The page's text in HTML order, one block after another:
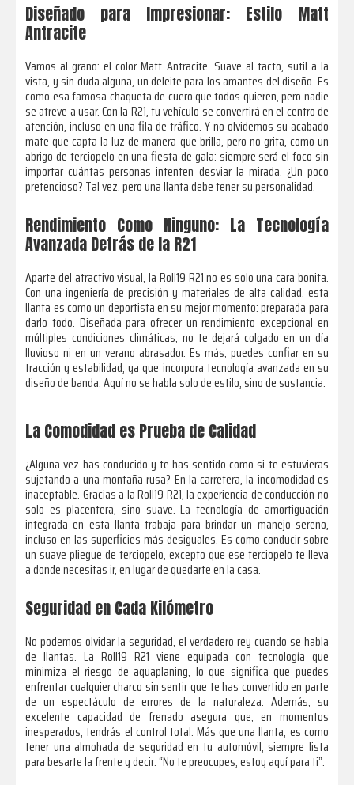
Diseñado para Impresionar: Estilo Matt
Antracite
Vamos al grano: el color Matt Antracite. Suave al tacto, sutil a la
vista, y sin duda alguna, un deleite para los amantes del diseño. Es
como esa famosa chaqueta de cuero que todos quieren, pero nadie
se atreve a usar. Con la R21, tu vehículo se convertirá en el centro de
atención, incluso en una fila de tráfico. Y no olvidemos su acabado
mate que capta la luz de manera que brilla, pero no grita, como un
abrigo de terciopelo en una fiesta de gala: siempre será el foco sin
importar cuántas personas intenten desviar la mirada. ¿Un poco
pretencioso? Tal vez, pero una llanta debe tener su personalidad.
Rendimiento Como Ninguno: La Tecnología
Avanzada Detrás de la R21
Aparte del atractivo visual, la Roll19 R21 no es solo una cara bonita.
Con una ingeniería de precisión y materiales de alta calidad, esta
llanta es como un deportista en su mejor momento: preparada para
darlo todo. Diseñada para ofrecer un rendimiento excepcional en
múltiples condiciones climáticas, no te dejará colgado en un día
lluvioso ni en un verano abrasador. Es más, puedes confiar en su
tracción y estabilidad, ya que incorpora tecnología avanzada en su
diseño de banda. Aquí no se habla solo de estilo, sino de sustancia.
La Comodidad es Prueba de Calidad
¿Alguna vez has conducido y te has sentido como si te estuvieras
sujetando a una montaña rusa? En la carretera, la incomodidad es
inaceptable. Gracias a la Roll19 R21, la experiencia de conducción no
solo es placentera, sino suave. La tecnología de amortiguación
integrada en esta llanta trabaja para brindar un manejo sereno,
incluso en las superficies más desiguales. Es como conducir sobre
un suave pliegue de terciopelo, excepto que ese terciopelo te lleva
a donde necesitas ir, en lugar de quedarte en la casa.
Seguridad en Cada Kilómetro
No podemos olvidar la seguridad, el verdadero rey cuando se habla
de llantas. La Roll19 R21 viene equipada con tecnología que
minimiza el riesgo de aquaplaning, lo que significa que puedes
enfrentar cualquier charco sin sentir que te has convertido en parte
de un espectáculo de errores de la naturaleza. Además, su
excelente capacidad de frenado asegura que, en momentos
inesperados, tendrás el control total. Más que una llanta, es como
tener una almohada de seguridad en tu automóvil, siempre lista
para besarte la frente y decir: “No te preocupes, estoy aquí para ti”.